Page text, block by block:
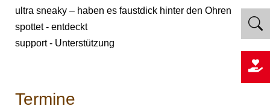
ultra sneaky – haben es faustdick hinter den Ohren
spottet - entdeckt
support - Unterstützung
Termine